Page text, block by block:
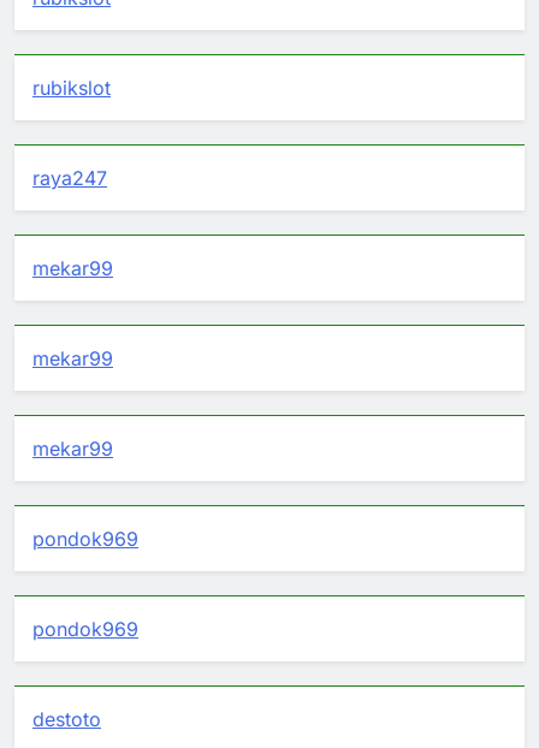
rubikslot
raya247
mekar99
mekar99
mekar99
pondok969
pondok969
destoto